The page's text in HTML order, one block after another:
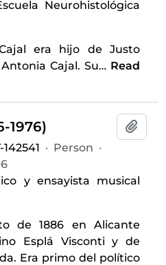
Neurohistológica
era hijo de Justo
Cajal. Su… Read
1976)
· Person ·
y ensayista musical
de 1886 en Alicante
Esplá Visconti y de
Era primo del político